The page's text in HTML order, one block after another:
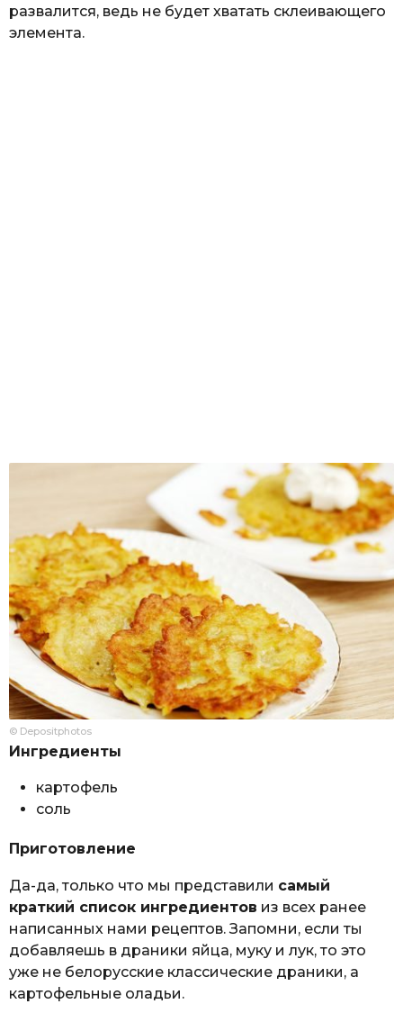
развалится, ведь не будет хватать склеивающего
элемента.
© Depositphotos
Ингредиенты
картофель
соль
Приготовление
Да-да, только что мы представили самый
краткий список ингредиентов из всех ранее
написанных нами рецептов. Запомни, если ты
добавляешь в драники яйца, муку и лук, то это
уже не белорусские классические драники, а
картофельные оладьи.